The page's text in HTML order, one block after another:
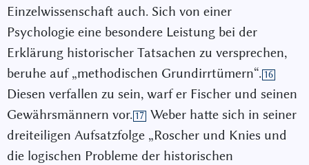
Einzelwissenschaft auch. Sich von einer
Psychologie eine besondere Leistung bei der
Erklärung historischer Tatsachen zu versprechen,
beruhe auf „methodischen Grundirrtümern“. 16
Diesen verfallen zu sein, warf er Fischer und seinen
Gewährsmännern vor. 17 Weber hatte sich in seiner
dreiteiligen Aufsatzfolge „Roscher und Knies und
die logischen Probleme der historischen